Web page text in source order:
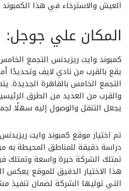
العيش والاسترخاء في هذا الكمبوند
المكان علي جوجل:
كمبوند وايت ريزيدنس التجمع
يقع بالقرب من نادي لايف وتحديدًا
التجمع الخامس بالقاهرة الجديدة.
والقرب من العديد من الطرق
يجعل التنقل والوصول إليه سهلًا
تم اختيار موقع كمبوند وايت
دراسة دقيقة للمناطق المحيطة به
تمتلك الشركة خبرة واسعة وتمتلك
هذا الاختيار الدقيق للموقع يعكس
التي توليها الشركة لضمان تنفيذ